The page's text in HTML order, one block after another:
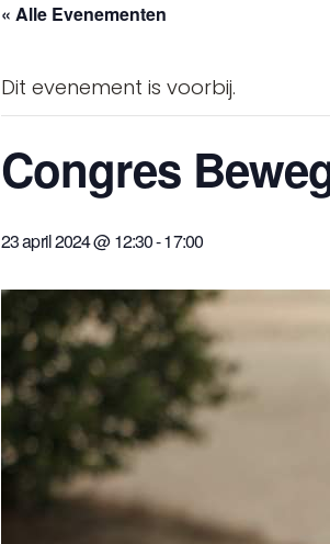
« Alle Evenementen
Dit evenement is voorbij.
Congres
23 april 2024 @ 12:30-17:00